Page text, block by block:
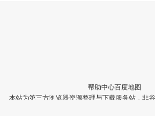
帮助中心百度地图
本站为第三方浏览器资源整理与下载服务站，非